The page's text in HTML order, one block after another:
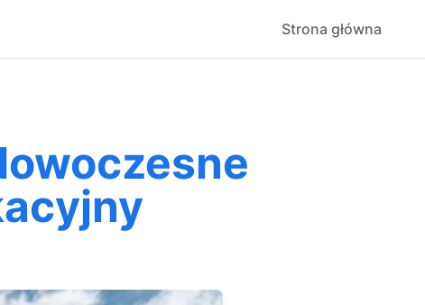
Strona główna